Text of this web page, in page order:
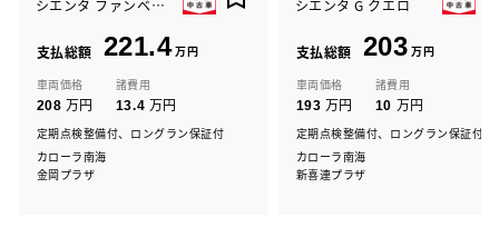
シエンタ ファンベース G クエロ
支払総額 221.4万円
車両価格
208 万円
諸費用
13.4 万円
定期点検整備付、ロングラン保証付
カローラ南海
金岡プラザ
シエンタ G クエロ
支払総額 203 万円
車両価格
193 万円
諸費用
10 万円
定期点検整備付、ロングラン保証付
カローラ南海
新喜連プラザ